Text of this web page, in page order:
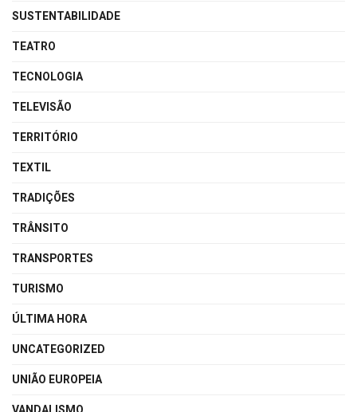
SUSTENTABILIDADE
TEATRO
TECNOLOGIA
TELEVISÃO
TERRITÓRIO
TEXTIL
TRADIÇÕES
TRÂNSITO
TRANSPORTES
TURISMO
ÚLTIMA HORA
UNCATEGORIZED
UNIÃO EUROPEIA